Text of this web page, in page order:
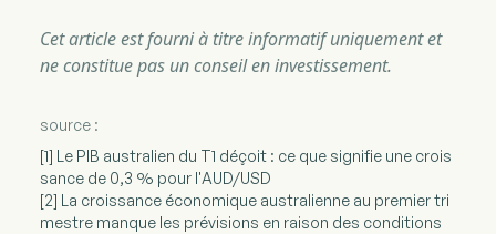
Cet article est fourni à titre informatif uniquement et
ne constitue pas un conseil en investissement.
source :
[1] Le PIB australien du T1 déçoit : ce que signifie une crois
sance de 0,3 % pour l'AUD/USD
[2] La croissance économique australienne au premier tri
mestre manque les prévisions en raison des conditions